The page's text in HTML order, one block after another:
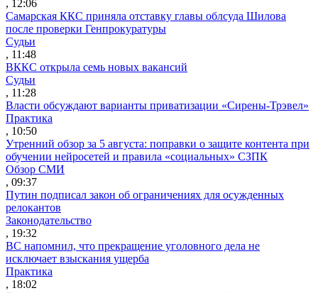
, 12:06
Самарская ККС приняла отставку главы облсуда Шилова
после проверки Генпрокуратуры
Судьи
, 11:48
ВККС открыла семь новых вакансий
Судьи
, 11:28
Власти обсуждают варианты приватизации «Сирены-Трэвел»
Практика
, 10:50
Утренний обзор за 5 августа: поправки о защите контента при
обучении нейросетей и правила «социальных» СЗПК
Обзор СМИ
, 09:37
Путин подписал закон об ограничениях для осужденных
релокантов
Законодательство
, 19:32
ВС напомнил, что прекращение уголовного дела не
исключает взыскания ущерба
Практика
, 18:02